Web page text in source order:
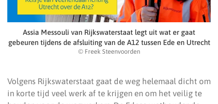
Assia Messouli van Rijkswaterstaat legt uit wat er gaat
gebeuren tijdens de afsluiting van de A12 tussen Ede en Utrecht
© Freek Steenvoorden
Volgens Rijkswaterstaat gaat de weg helemaal dicht om
in korte tijd veel werk af te krijgen en om het veilig te